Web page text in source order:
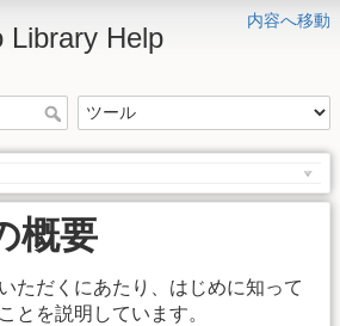
内容へ移動
Library Help
概要
ただくにあたり、はじめに知って
とを説明しています。